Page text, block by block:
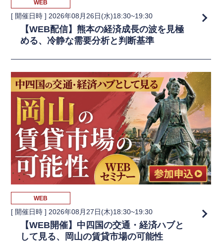
WEB
[ 開催日時 ] 2026年08月26日(水)18:30~19:30
【WEB配信】熊本の経済成長の波を見極
める、冷静な需要分析と判断基準
WEB
[ 開催日時 ] 2026年08月27日(木)18:30~19:30
【WEB開催】中四国の交通・経済ハブと
して見る、岡山の賃貸市場の可能性